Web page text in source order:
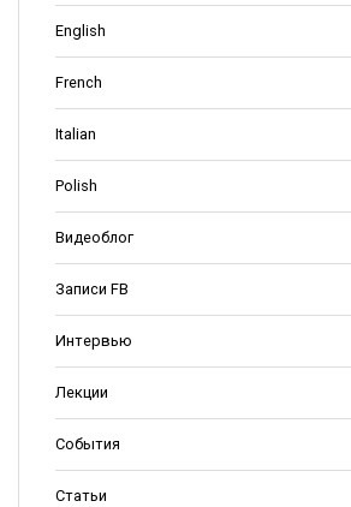
English
French
Italian
Polish
Видеоблог
Записи FB
Интервью
Лекции
События
Статьи